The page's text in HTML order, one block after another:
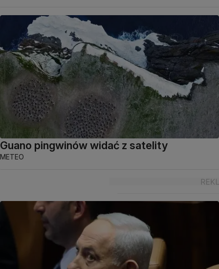
Guano pingwinów widać z satelity
METEO